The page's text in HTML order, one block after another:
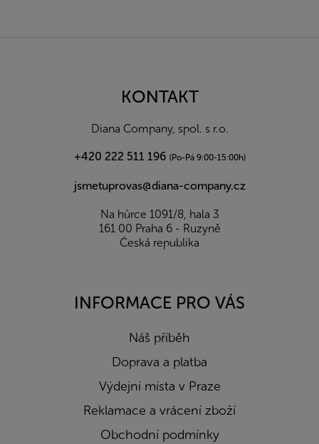
KONTAKT
Diana Company, spol. s r.o.
+420 222 511 196 (Po-Pá 9:00-15:00h)
jsmetuprovas@diana-company.cz
Na hůrce 1091/8, hala 3
161 00 Praha 6 - Ruzyně
Česká republika
INFORMACE PRO VÁS
Náš příběh
Doprava a platba
Výdejní místa v Praze
Reklamace a vrácení zboží
Obchodní podmínky